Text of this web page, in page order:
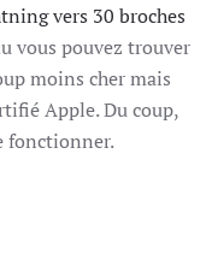
vers 30 broches
vous pouvez trouver
moins cher mais
Apple. Du coup,
fonctionner.